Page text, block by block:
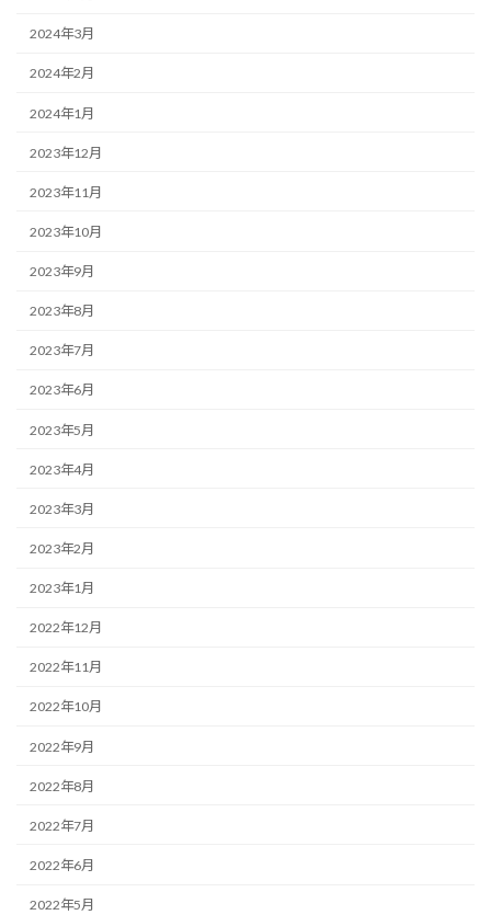
2024年3月
2024年2月
2024年1月
2023年12月
2023年11月
2023年10月
2023年9月
2023年8月
2023年7月
2023年6月
2023年5月
2023年4月
2023年3月
2023年2月
2023年1月
2022年12月
2022年11月
2022年10月
2022年9月
2022年8月
2022年7月
2022年6月
2022年5月